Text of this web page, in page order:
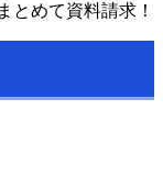
とめて資料請求！